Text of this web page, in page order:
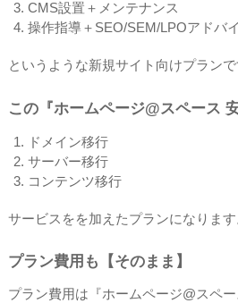
CMS設置＋メンテナンス
操作指導＋SEO/SEM/LPOアドバ
というような新規サイト向けプランで
この『ホームページ@スペース
ドメイン移行
サーバー移行
コンテンツ移行
サービスをを加えたプランになります
プラン費用も【そのまま】
プラン費用は『ホームページ@スペー